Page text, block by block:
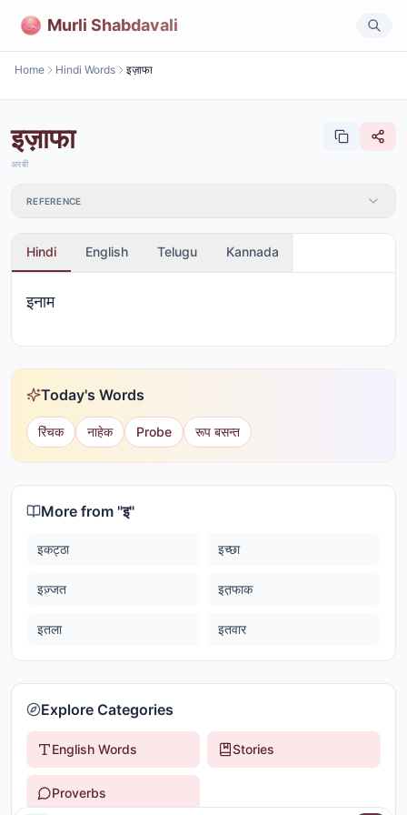
Murli Shabdavali
Home Hindi Words इज़ाफा
इज़ाफा
अरबी
REFERENCE
Hindi English Telugu Kannada
इनाम
Today's Words
रिंचक नाहेक Probe रूप बसन्त
More from "इ"
इकट्ठा इच्छा
इज़्जत इत़फाक
इतला इतवार
Explore Categories
English Words Stories
Proverbs